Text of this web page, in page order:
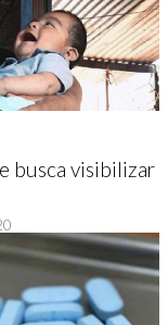
busca visibilizar